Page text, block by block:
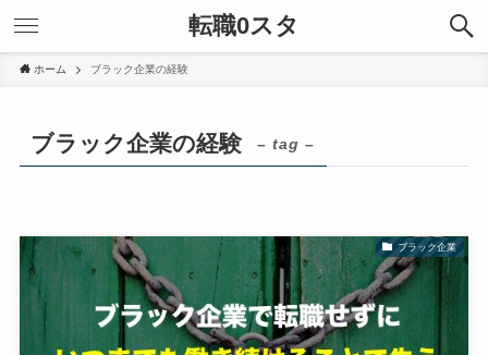
転職0スタ
ホーム ブラック企業の経験
ブラック企業の経験 – tag –
ブラック企業